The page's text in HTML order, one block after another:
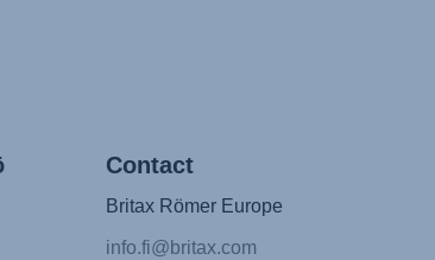
Contact
Britax Römer Europe
info.fi@britax.com